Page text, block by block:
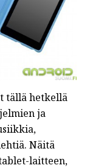
tällä hetkellä
ja
Näitä
laitteen,